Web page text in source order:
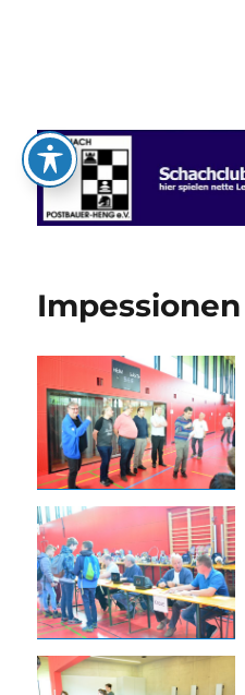
Schachclub
Impessionen